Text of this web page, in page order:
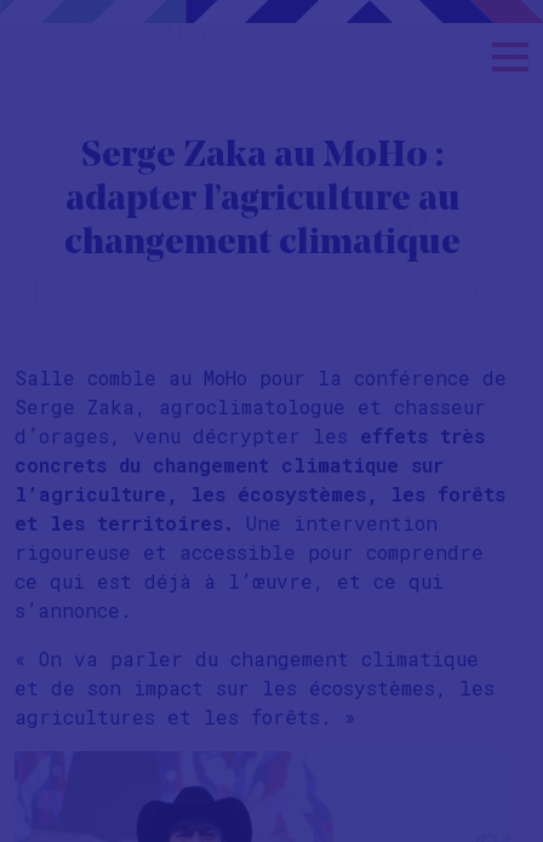
Serge Zaka au MoHo :
adapter l’agriculture au
changement climatique
Salle comble au MoHo pour la conférence de
Serge Zaka, agroclimatologue et chasseur
d’orages, venu décrypter les effets très
concrets du changement climatique sur
l’agriculture, les écosystèmes, les forêts
et les territoires.
Une intervention
rigoureuse et accessible pour comprendre
ce qui est déjà à l’œuvre, et ce qui
s’annonce.
« On va parler du changement climatique
et de son impact sur les écosystèmes, les
agricultures et les forêts. »